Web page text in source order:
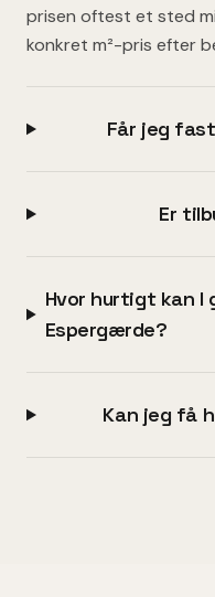
prisen oftest et sted
konkret m²-pris efter
Får jeg
Er
Hvor hurtigt kan I
Espergærde?
Kan jeg få